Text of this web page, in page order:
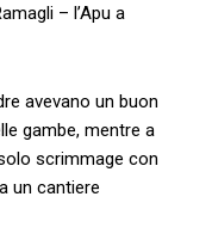
– l’Apu a
avevano un buon
gambe, mentre a
scrimmage con
un cantiere